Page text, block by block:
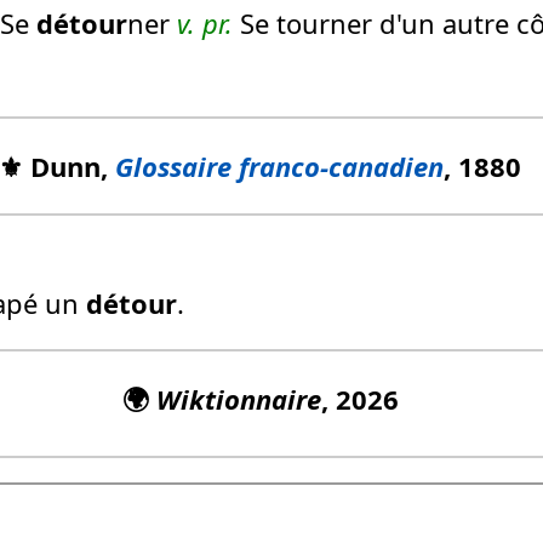
détourner v. pr. Se tourner d'un autre
⚜️ Dunn, Glossaire franco-canadien, 1880
un détour.
🌍 Wiktionnaire, 2026